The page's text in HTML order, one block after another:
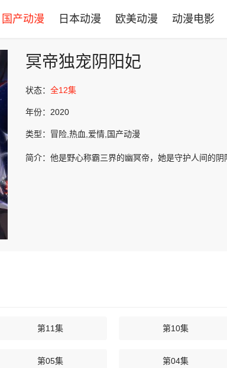
国产动漫 日本动漫 欧美动漫 动漫电影
冥帝独宠阴阳妃
状态： 全12集
年份： 2020
类型： 冒险,热血,爱情,国产动漫
简介： 他是野心称霸三界的幽冥帝，她是守护人间的
第11集 第10集
第05集 第04集